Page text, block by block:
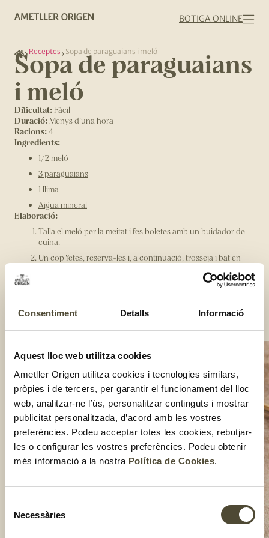
Consentiment Detalls Informació
Aquest lloc web utilitza cookies
Ametller Origen utilitza cookies i tecnologies similars,
pròpies i de tercers, per garantir el funcionament del lloc
web, analitzar-ne l’ús, personalitzar continguts i mostrar
publicitat personalitzada, d’acord amb les vostres
preferències. Podeu acceptar totes les cookies, rebutjar-
les o configurar les vostres preferències. Podeu obtenir
més informació a la nostra Política de Cookies.
Necessàries
BOTIGA ONLINE
Receptes Sopa de paraguaians i meló
Sopa de paraguaians
i meló
Dificultat: Fàcil
Duració: Menys d'una hora
Racions:4
Ingredients:
1/2 meló
3 paraguaians
1 llima
Aigua mineral
Elaboració:
Talla el meló per la meitat i fes boletes amb un buidador de
cuina.
Un cop fetes, reserva-les i, a continuació, trosseja i bat en
Serveix en un bol la sopa de meló juntament amb els grills de
paraguaià, les boletes de meló i unes tires de llima.